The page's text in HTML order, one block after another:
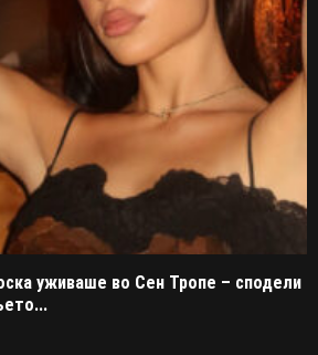
уживаше во Сен Тропе – сподели